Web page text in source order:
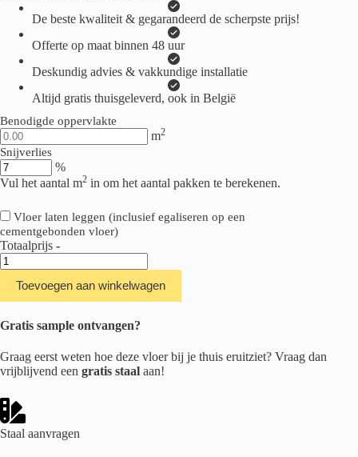
De beste kwaliteit & gegarandeerd de scherpste prijs!
Offerte op maat binnen 48 uur
Deskundig advies & vakkundige installatie
Altijd gratis thuisgeleverd, ook in België
Benodigde oppervlakte
m2
Snijverlies
%
Vul het aantal m2 in om het aantal pakken te berekenen.
Vloer laten leggen (inclusief egaliseren op een
cementgebonden vloer)
Totaalprijs -
Therdex
Stone
Serie
Originals
aantal
Toevoegen aan winkelwagen
Gratis sample ontvangen?
Graag eerst weten hoe deze vloer bij je thuis eruitziet? Vraag dan
vrijblijvend een gratis staal aan!
Staal aanvragen